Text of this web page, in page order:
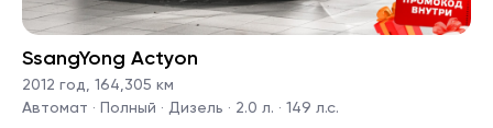
SsangYong Actyon
2012 год, 164,305 км
Автомат · Полный · Дизель · 2.0 л. · 149 л.с.